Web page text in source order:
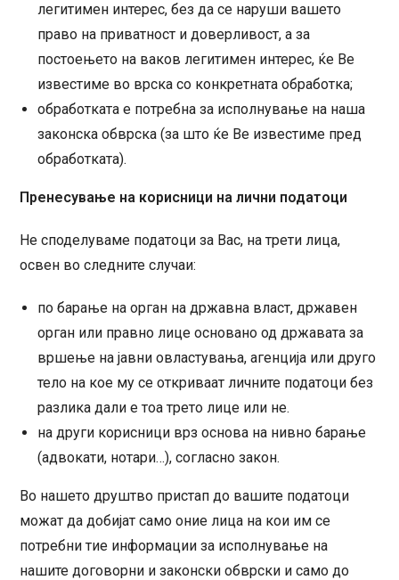
легитимен интерес, без да се наруши вашето
право на приватност и доверливост, а за
постоењето на ваков легитимен интерес, ќе Ве
известиме во врска со конкретната обработка;
обработката е потребна за исполнување на наша
законска обврска (за што ќе Ве известиме пред
обработката).
Пренесување на корисници на лични податоци
Не споделуваме податоци за Вас, на трети лица,
освен во следните случаи:
по барање на орган на државна власт, државен
орган или правно лице основано од државата за
вршење на јавни овластувања, агенција или друго
тело на кое му се откриваат личните податоци без
разлика дали е тоа трето лице или не.
на други корисници врз основа на нивно барање
(адвокати, нотари…), согласно закон.
Во нашето друштво пристап до вашите податоци
можат да добијат само оние лица на кои им се
потребни тие информации за исполнување на
нашите договорни и законски обврски и само до